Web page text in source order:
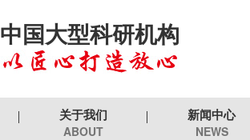
中国大型科研机构
关于我们
ABOUT
新闻中心
NEWS